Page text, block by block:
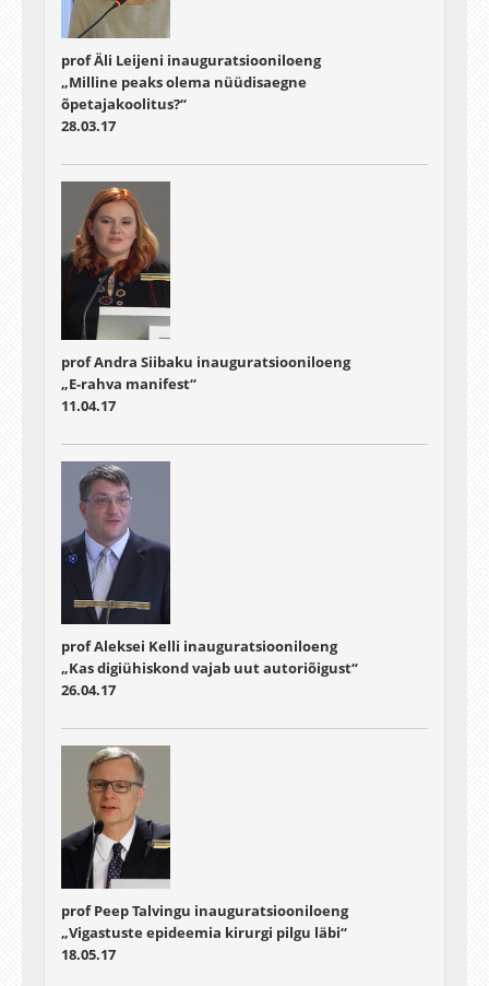
prof Äli Leijeni inauguratsiooniloeng
„Milline peaks olema nüüdisaegne
õpetajakoolitus?“
28.03.17
prof Andra Siibaku inauguratsiooniloeng
„E-rahva manifest“
11.04.17
prof Aleksei Kelli inauguratsiooniloeng
„Kas digiühiskond vajab uut autoriõigust“
26.04.17
prof Peep Talvingu inauguratsiooniloeng
„Vigastuste epideemia kirurgi pilgu läbi“
18.05.17